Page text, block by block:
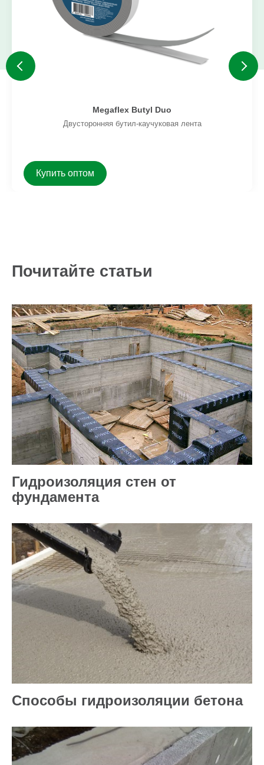
Megaflex Butyl Duo
Двусторонняя бутил-каучуковая лента
Купить оптом
Почитайте статьи
Гидроизоляция стен от
фундамента
Способы гидроизоляции бетона